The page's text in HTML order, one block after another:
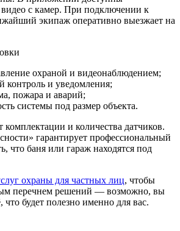
с камер. При подключении к
экипаж оперативно выезжает на
охраной и видеонаблюдением;
контроль и уведомления;
пожара и аварий;
системы под размер объекта.
комплектации и количества датчиков.
гарантирует профессиональный
что баня или гараж находятся под
охраны для частных лиц, чтобы
перечнем решений — возможно, вы
что будет полезно именно для вас.